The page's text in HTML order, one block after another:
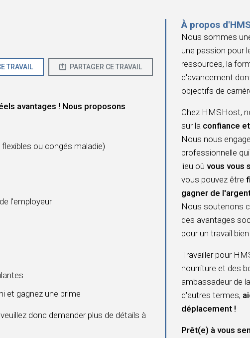
TRAVAIL PARTAGER CE TRAVAIL
avantages ! Nous proposons
ou congés maladie)
l'employeur
et gagnez une prime
donc demander plus de détails à
À propos
Nous sommes
une passion pour
ressources, la
d'avancement
objectifs de
Chez HMSHost,
sur la confiance
Nous nous
professionnelle qui
lieu où vous vous
vous pouvez être
gagner de
Nous soutenons
des avantages
pour un travail
Travailler pour
nourriture et des
ambassadeur de
d'autres termes,
déplacement !
Prêt(e) à vous